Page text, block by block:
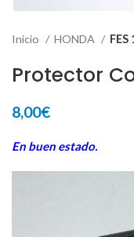
Inicio HONDA
Protector
8,00€
En buen estado.